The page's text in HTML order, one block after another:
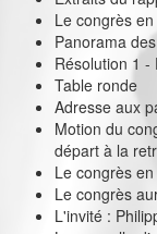
Le congrès
Panorama
Résolution 1 -
Table ronde
Adresse aux
Motion du
départ à la
Le congrès
Le congrès
L'invité :